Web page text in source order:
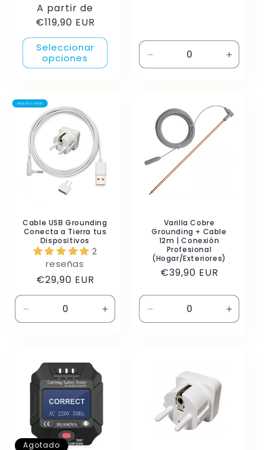
Precio
habitual
A partir de
€119,90 EUR
Seleccionar
opciones
cantidad
Title
Title
Cable USB Grounding
Conecta a Tierra tus
Dispositivos
2
reseñas
Precio
habitual
€29,90 EUR
cantidad
Title
Aumentar
cantidad
Varilla Cobre
Grounding + Cable
12m | Conexión
Profesional
(Hogar/Exteriores)
Precio
€39,90 EUR
cantidad
Agotado